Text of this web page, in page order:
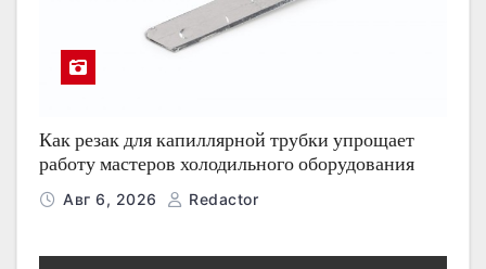
Как резак для капиллярной трубки упрощает
работу мастеров холодильного оборудования
Авг 6, 2026 Redactor